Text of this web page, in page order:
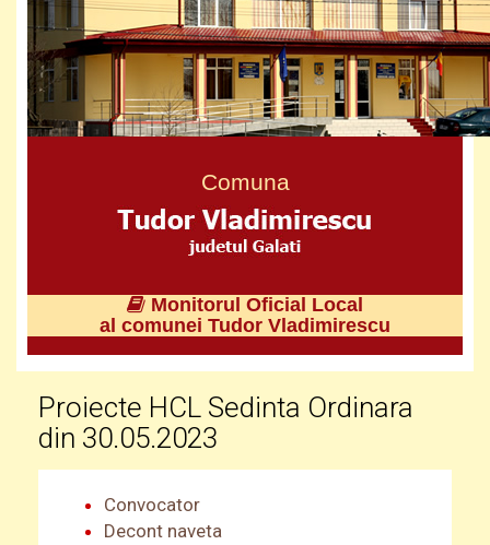
Comuna
Monitorul Oficial Local
al comunei Tudor Vladimirescu
Proiecte HCL Sedinta Ordinara
din 30.05.2023
Convocator
Decont naveta